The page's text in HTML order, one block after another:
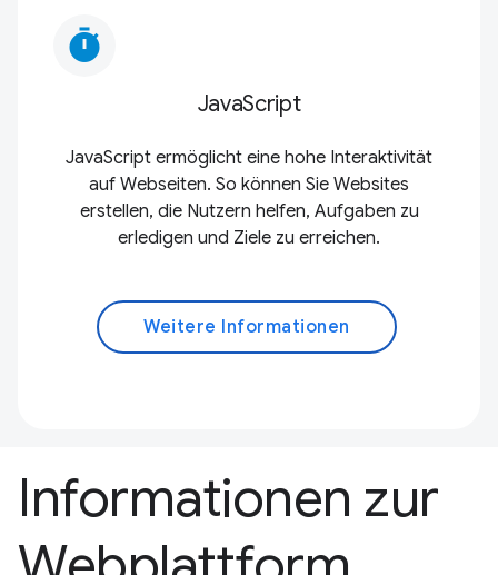
timer
JavaScript
JavaScript ermöglicht eine hohe Interaktivität
auf Webseiten. So können Sie Websites
erstellen, die Nutzern helfen, Aufgaben zu
erledigen und Ziele zu erreichen.
Weitere Informationen
Informationen zur